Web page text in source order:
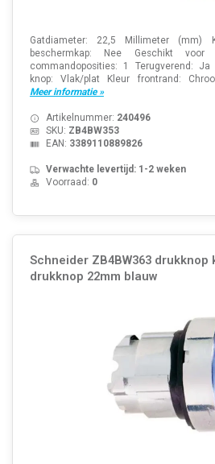
Gatdiameter: 22,5 Millimeter (mm)
beschermkap: Nee Geschikt
commandoposities: 1 Terugverend:
knop: Vlak/plat Kleur frontrand:
Meer informatie »
Artikelnummer: 240496
SKU: ZB4BW353
EAN: 3389110889826
Verwachte levertijd: 1-2 weken
Voorraad: 0
Schneider ZB4BW363
drukknop 22mm blauw